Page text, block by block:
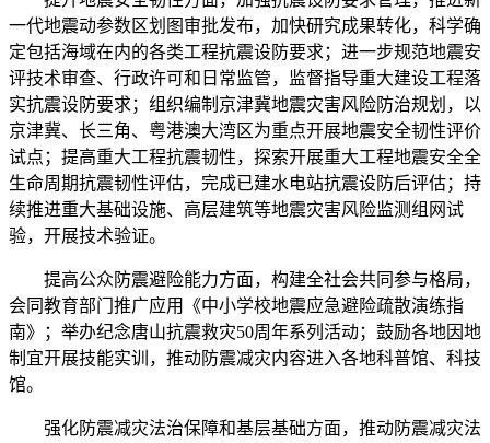
一代地震动参数区划图审批发布，加快研究成果转化，科学确
定包括海域在内的各类工程抗震设防要求；进一步规范地震安
评技术审查、行政许可和日常监管，监督指导重大建设工程落
实抗震设防要求；组织编制京津冀地震灾害风险防治规划，以
京津冀、长三角、粤港澳大湾区为重点开展地震安全韧性评价
试点；提高重大工程抗震韧性，探索开展重大工程地震安全全
生命周期抗震韧性评估，完成已建水电站抗震设防后评估；持
续推进重大基础设施、高层建筑等地震灾害风险监测组网试
验，开展技术验证。
提高公众防震避险能力方面，构建全社会共同参与格局，
会同教育部门推广应用《中小学校地震应急避险疏散演练指
南》；举办纪念唐山抗震救灾50周年系列活动；鼓励各地因地
制宜开展技能实训，推动防震减灾内容进入各地科普馆、科技
馆。
强化防震减灾法治保障和基层基础方面，推动防震减灾法